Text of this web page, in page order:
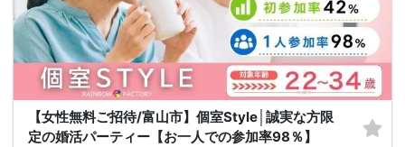
【女性無料ご招待/富山市】個室Style│誠実な方限
定の婚活パーティー【お一人での参加率98％】